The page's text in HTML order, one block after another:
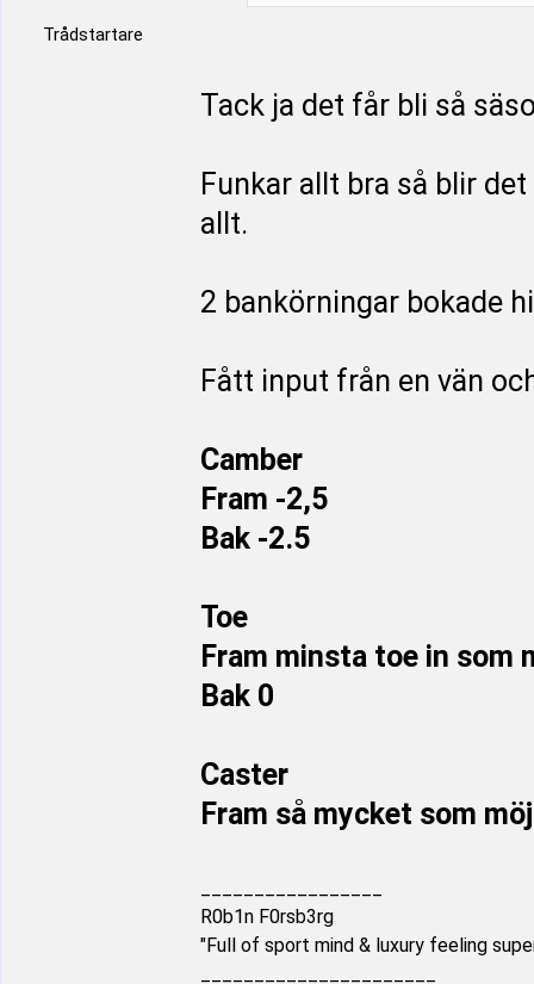
Trådstartare
Tack ja det får bli så
Funkar allt bra så blir
allt.
2 bankörningar bokade
Fått input från en vän
Camber
Fram -2,5
Bak -2.5
Toe
Fram minsta toe in som
Bak 0
Caster
Fram så mycket som
R0b1n F0rsb3rg
"Full of sport mind & luxury feeling